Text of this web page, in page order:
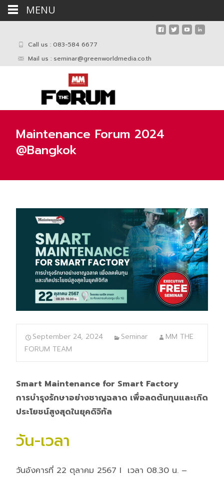
Call us : 083-584 6677
Mail us : seminar@greenworldmedia.co.th
Maintenance Forum 2024
@Bangkok
September 24, 2024 Seminar
MM THE
FORUM TEAM
Smart Maintenance for Smart Factory
การบำรุงรักษาอย่างชาญฉลาด เพื่อลดต้นทุนและเกิด
ประโยชน์สูงสุดในยุคดิจิทัล
วัน-เวลา
วันอังคารที่ 22 ตุลาคม 2567 I เวลา 08.30 น. –
MENU